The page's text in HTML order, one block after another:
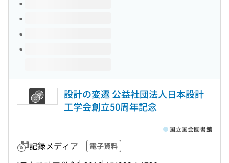
設計の変遷 公益社団法人日本設計
工学会創立50周年記念
記録メディア 電子資料
国立国会図書館